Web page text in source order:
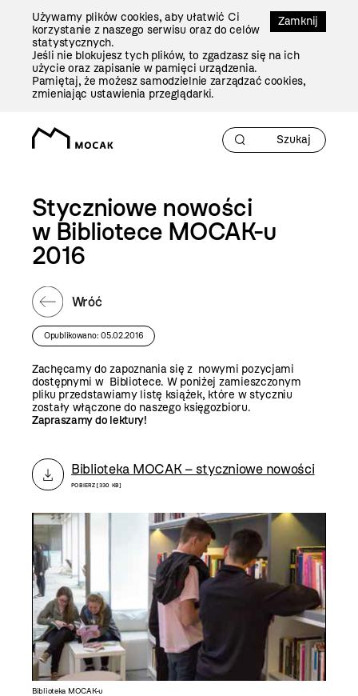
Zamknij
Używamy plików cookies, aby ułatwić Ci
korzystanie z naszego serwisu oraz do celów
statystycznych.
Jeśli nie blokujesz tych plików, to zgadzasz się na ich
użycie oraz zapisanie w pamięci urządzenia.
Pamiętaj, że możesz samodzielnie zarządzać cookies,
zmieniając ustawienia przeglądarki.
Styczniowe nowości
w Bibliotece MOCAK-u
2016
Wróć
Opublikowano: 05.02.2016
Zachęcamy do zapoznania się z nowymi pozycjami
dostępnymi w Bibliotece. W poniżej zamieszczonym
pliku przedstawiamy listę książek, które w styczniu
zostały włączone do naszego księgozbioru.
Zapraszamy do lektury!
Biblioteka MOCAK – styczniowe nowości
POBIERZ [330 KB]
Biblioteka MOCAK-u